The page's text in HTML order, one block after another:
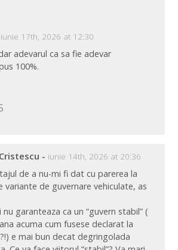
iunie 17th, 2026 at 12:30
adevarul ca sa fie adevar
100%.
- iunie 14th, 2026 at 20:36
de a nu-mi fi dat cu parerea la
variante de guvernare vehiculate, as
nu garanteaza ca un “guvern stabil” (
acuma cum fusese declarat la
e mai bun decat degringolada